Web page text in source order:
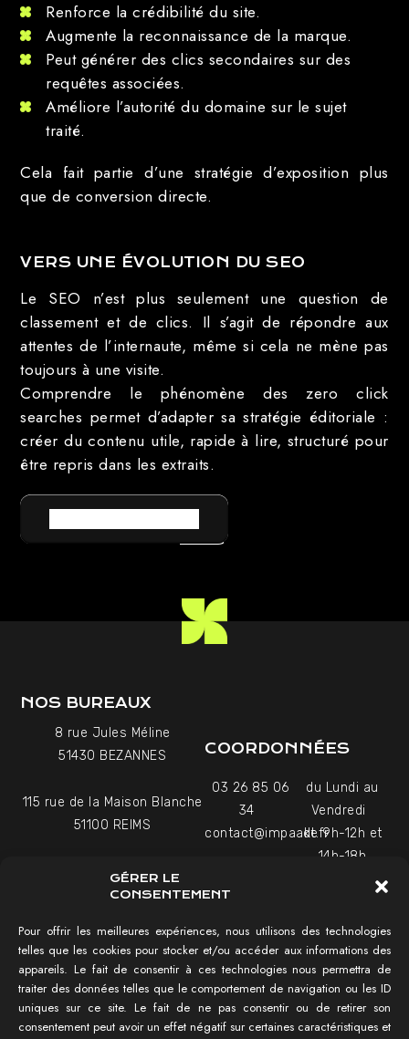
GÉRER LE
CONSENTEMENT
Pour offrir les meilleures expériences, nous utilisons des technologies
telles que les cookies pour stocker et/ou accéder aux informations des
appareils. Le fait de consentir à ces technologies nous permettra de
traiter des données telles que le comportement de navigation ou les ID
uniques sur ce site. Le fait de ne pas consentir ou de retirer son
consentement peut avoir un effet négatif sur certaines caractéristiques et
Renforce la crédibilité du site.
Augmente la reconnaissance de la marque.
Peut générer des clics secondaires sur des
requêtes associées.
Améliore l’autorité du domaine sur le sujet
traité.
Cela fait partie d’une stratégie d’exposition plus
que de conversion directe.
VERS UNE ÉVOLUTION DU SEO
Le SEO n’est plus seulement une question de
classement et de clics. Il s’agit de répondre aux
attentes de l’internaute, même si cela ne mène pas
toujours à une visite.
Comprendre le phénomène des zero click
searches permet d’adapter sa stratégie éditoriale :
créer du contenu utile, rapide à lire, structuré pour
être repris dans les extraits.
NOS BUREAUX
8 rue Jules Méline
51430 BEZANNES
115 rue de la Maison Blanche
51100 REIMS
27-29 Rue Raffet
75016 PARIS
COORDONNÉES
03 26 85 06
34
contact@impaakt.fr
du Lundi au
Vendredi
de 9h-12h et
14h-18h
Uniquement sur rendez-
NAVIGATION
Tester mon SEO !
Agence SEO
Témoignages vidéo